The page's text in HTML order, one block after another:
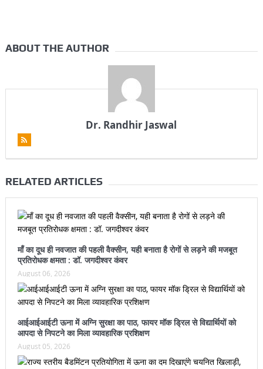
ABOUT THE AUTHOR
Dr. Randhir Jaswal
RELATED ARTICLES
माँ का दूध ही नवजात की पहली वैक्सीन, यही बनाता है रोगों से लड़ने की मजबूत
प्रतिरोधक क्षमता : डॉ. जगदीश्वर कंवर
August 06, 2026
आईआईआईटी ऊना में अग्नि सुरक्षा का पाठ, फायर मॉक ड्रिल से विद्यार्थियों को
आपदा से निपटने का मिला व्यावहारिक प्रशिक्षण
August 05, 2026